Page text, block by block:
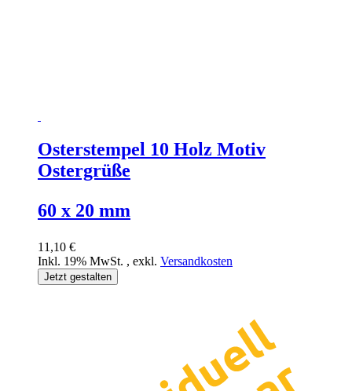
Osterstempel 10 Holz Motiv
Ostergrüße
60 x 20 mm
11,10 €
Inkl. 19% MwSt. , exkl. Versandkosten
Jetzt gestalten